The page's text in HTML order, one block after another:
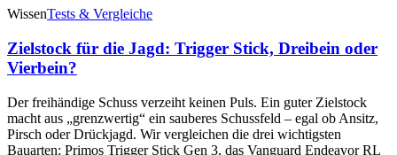
WissenTests & Vergleiche
Zielstock für die Jagd: Trigger Stick, Dreibein oder
Vierbein?
Der freihändige Schuss verzeiht keinen Puls. Ein guter Zielstock
macht aus „grenzwertig“ ein sauberes Schussfeld – egal ob Ansitz,
Pirsch oder Drückjagd. Wir vergleichen die drei wichtigsten
Bauarten: Primos Trigger Stick Gen 3, das Vanguard Endeavor RL